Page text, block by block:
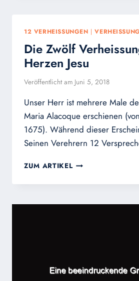
ESU
12 VERHEISSUNGEN |
Die Zwölf
Herzen Jesu
Veröffentlicht am Juni 5, 2018
Unser Herr ist mehrere Male
Maria Alacoque erschienen
1675). Während dieser
Seinen Verehrern 12
ZUM ARTIKEL DIE
VERHEISSUNGEN
HERZEN